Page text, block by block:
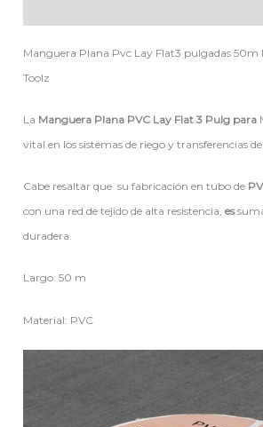
Manguera Plana Pvc Lay Flat3 pulgadas
Toolz
La Manguera Plana PVC Lay Flat 3 Pulg para
vital en los sistemas de riego y transferencias de
Cabe resaltar que su fabricación en tubo de
con una red de tejido de alta resistencia,es
duradera.
Largo:50 m
Material: PVC